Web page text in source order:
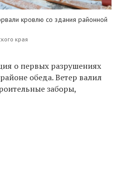
кровлю со здания районной
края
о первых разрушениях
обеда. Ветер валил
заборы,